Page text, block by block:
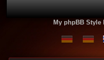
My phpBB Style